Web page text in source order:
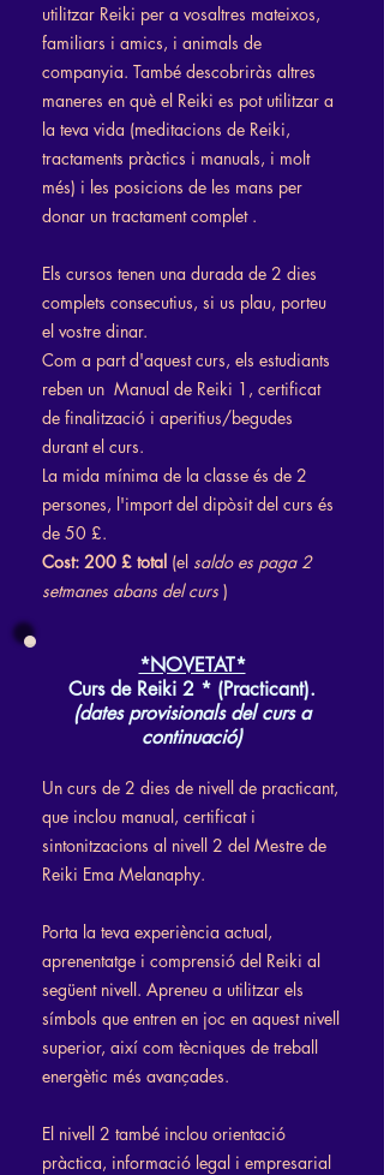
utilitzar Reiki per a vosaltres mateixos,
familiars i amics, i animals de
companyia. També descobriràs altres
maneres en què el Reiki es pot utilitzar a
la teva vida (meditacions de Reiki,
tractaments pràctics i manuals, i molt
més) i les posicions de les mans per
donar un tractament complet .
Els cursos tenen una durada de 2 dies
complets consecutius, si us plau, porteu
el vostre dinar.
Com a part d'aquest curs, els estudiants
reben un Manual de Reiki 1, certificat
de finalització i aperitius/begudes
durant el curs.
La mida mínima de la classe és de 2
persones, l'import del dipòsit del curs és
de 50 £.
Cost: 200 £ total (el saldo es paga 2
setmanes abans del curs )
*NOVETAT*
Cursde Reiki 2 * (Practicant).
(dates provisionals del curs a
continuació)
Un curs de 2 dies de nivell de practicant,
que inclou manual, certificat i
sintonitzacions al nivell 2 del Mestre de
Reiki Ema Melanaphy.
Porta la teva experiència actual,
aprenentatge i comprensió del Reiki al
següent nivell. Apreneu a utilitzar els
símbols que entren en joc en aquest nivell
superior, així com tècniques de treball
energètic més avançades.
El nivell 2 també inclou orientació
pràctica, informació legal i empresarial